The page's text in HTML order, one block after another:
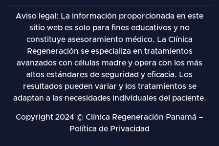
Aviso legal: La información proporcionada en este
sitio web es solo para fines educativos y no
constituye asesoramiento médico. La Clínica
Regeneración se especializa en tratamientos
avanzados con células madre y opera con los más
altos estándares de seguridad y eficacia. Los
resultados pueden variar y los tratamientos se
adaptan a las necesidades individuales del paciente.
Copyright 2024 © Clínica Regeneración Panamá –
Política de Privacidad